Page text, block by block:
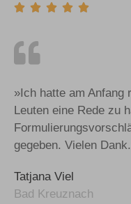
    
»Ich hatte am Anfang
Leuten eine Rede zu
gegeben. Vielen
Tatjana Viel
Bad Kreuznach